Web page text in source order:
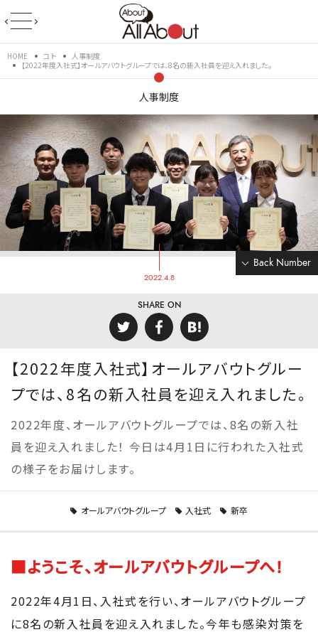
HOME コト
人事制度
【2022年度入社式】オールアバウトグループでは、8名の新入社員を迎え入れました。
人事制度
Back Number
2022.4.8
SHARE ON
【2022年度入社式】オールアバウトグルー
プでは、8名の新入社員を迎え入れました。
2022年度、オールアバウトグループでは、8名の新入社
員を迎え入れました！ 今日は4月1日に行われた入社式
の様子をお届けします。
オールアバウトグループ 入社式 新卒
■ようこそ、オールアバウトグループへ！
2022年4月1日、入社式を行い、オールアバウトグループ
に8名の新入社員を迎え入れました。今年も感染対策を